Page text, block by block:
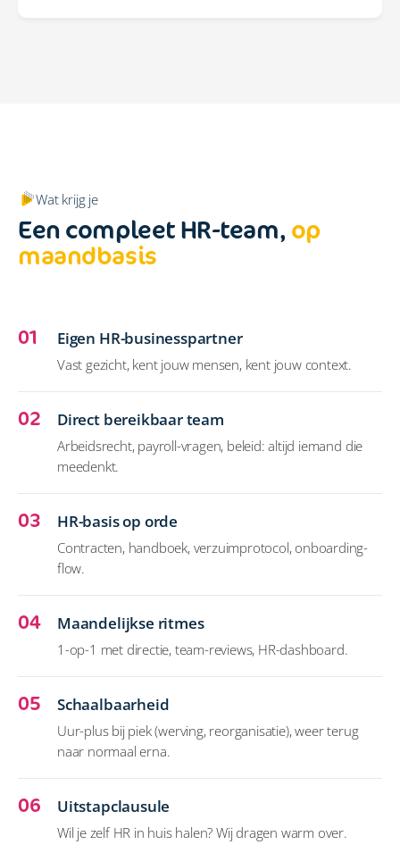
Wat krijg je
Een compleet HR-team, op
maandbasis
01 Eigen HR-businesspartner
Vast gezicht, kent jouw mensen, kent jouw context.
02 Direct bereikbaar team
Arbeidsrecht, payroll-vragen, beleid: altijd iemand die
meedenkt.
03 HR-basis op orde
Contracten, handboek, verzuimprotocol, onboarding-
flow.
04 Maandelijkse ritmes
1-op-1 met directie, team-reviews, HR-dashboard.
05 Schaalbaarheid
Uur-plus bij piek (werving, reorganisatie), weer terug
naar normaal erna.
06 Uitstapclausule
Wil je zelf HR in huis halen? Wij dragen warm over.